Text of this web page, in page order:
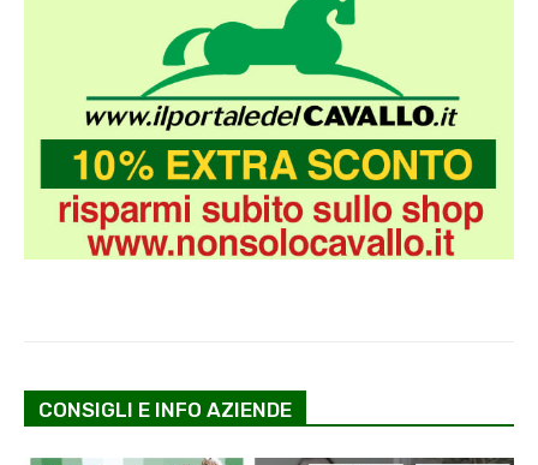
CONSIGLI E INFO AZIENDE